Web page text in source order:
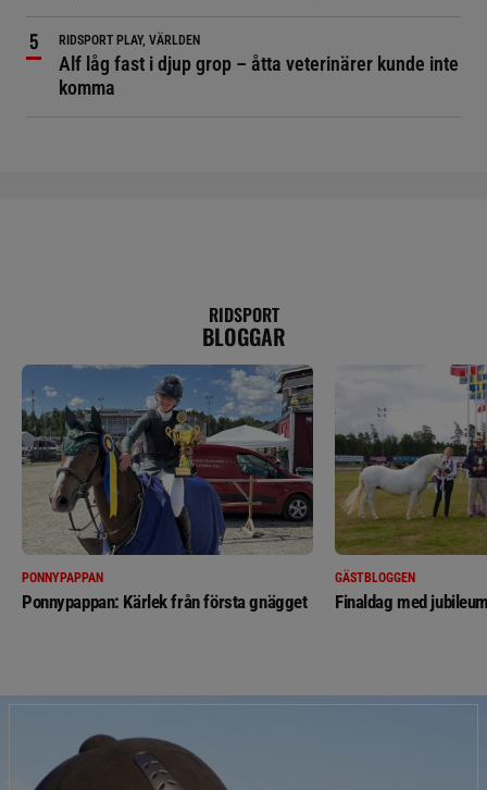
RIDSPORT PLAY, VÄRLDEN
Alf låg fast i djup grop – åtta veterinärer kunde inte
komma
RIDSPORT
BLOGGAR
PONNYPAPPAN
Ponnypappan: Kärlek från första gnägget
GÄSTBLOGGEN
Finaldag med